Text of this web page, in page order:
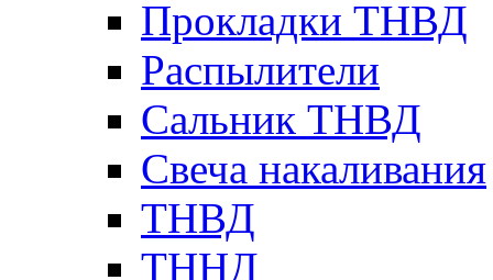
Прокладки ТНВД
Распылители
Сальник ТНВД
Свеча накаливания
ТНВД
ТННД